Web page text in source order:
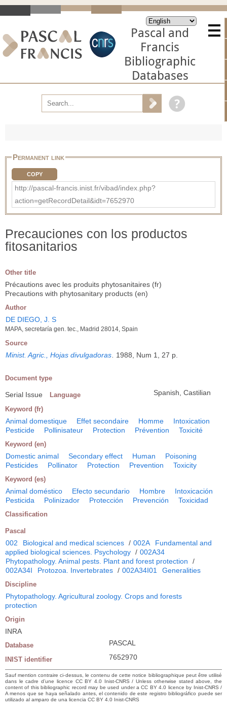
Pascal and
Francis
Bibliographic
Databases
Permanent link
COPY
http://pascal-francis.inist.fr/vibad/index.php?
action=getRecordDetail&idt=7652970
Precauciones con los productos
fitosanitarios
Other title
Précautions avec les produits phytosanitaires (fr)
Precautions with phytosanitary products (en)
Author
DE DIEGO, J. S
MAPA, secretaría gen. tec., Madrid 28014, Spain
Source
Minist. Agric., Hojas divulgadoras 1988, Num 1, 27 p.
Document type
Serial Issue Language Spanish, Castilian
Keyword (fr)
Animal domestique Effet secondaire Homme
Intoxication
Pesticide
Pollinisateur Protection Prévention Toxicité
Keyword (en)
Domestic animal Secondary effect Human
Poisoning
Pesticides
Pollinator Protection Prevention Toxicity
Keyword (es)
Animal doméstico Efecto secundario Hombre
Intoxicación
Pesticida
Polinizador Protección Prevención Toxicidad
Classification
Pascal
002 Biological and medical sciences / 002A
Fundamental and
applied biological sciences. Psychology / 002A34
Phytopathology. Animal pests. Plant and forest protection
/
002A34I
Protozoa. Invertebrates / 002A34I01 Generalities
Discipline
Phytopathology. Agricultural zoology. Crops and forests
protection
Origin
INRA
Database PASCAL
INIST identifier 7652970
Sauf mention contraire ci-dessus, le contenu de cette notice bibliographique peut être utilisé
dans le cadre d’une licence CC BY 4.0 Inist-CNRS / Unless otherwise stated above, the
content of this bibliographic record may be used under a CC BY 4.0 licence by Inist-CNRS /
A menos que se haya señalado antes, el contenido de este registro bibliográfico puede ser
utilizado al amparo de una licencia CC BY 4.0 Inist-CNRS